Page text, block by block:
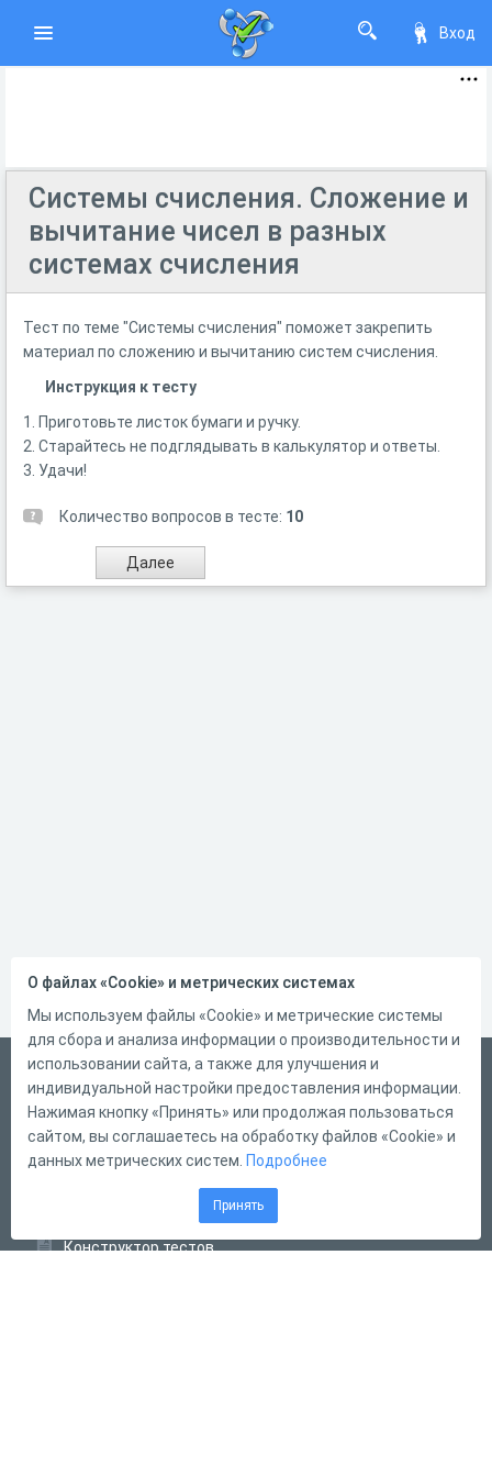
Вход
Системы счисления. Сложение и
вычитание чисел в разных
системах счисления
Тест по теме "Системы счисления" поможет закрепить
материал по сложению и вычитанию систем счисления.
Инструкция к тесту
1. Приготовьте листок бумаги и ручку.
2. Старайтесь не подглядывать в калькулятор и ответы.
3. Удачи!
Количество вопросов в тесте: 10
Русский
Справка
Форма обратной связи
Конструктор тестов
О файлах «Cookie» и метрических системах
Мы используем файлы «Cookie» и метрические системы
для сбора и анализа информации о производительности и
использовании сайта, а также для улучшения и
индивидуальной настройки предоставления информации.
Нажимая кнопку «Принять» или продолжая пользоваться
сайтом, вы соглашаетесь на обработку файлов «Cookie» и
данных метрических систем. Подробнее
Принять